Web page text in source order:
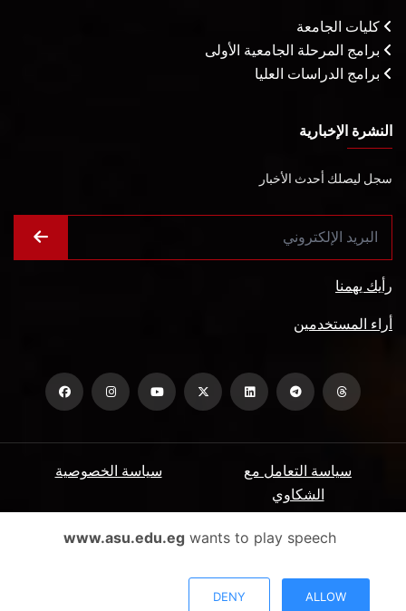
كليات الجامعة
برامج المرحلة الجامعية الأولى
برامج الدراسات العليا
النشرة الإخبارية
سجل ليصلك أحدث الأخبار
رأيك يهمنا
أراء المستخدمين
سياسة الخصوصية
سياسة التعامل مع
الشكاوي
الأسئلة الشائعة ميثاق المتعاملين www.asu.edu.egwants to play speech
DENY ALLOW